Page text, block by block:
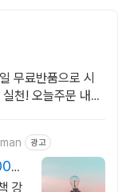
무료반품으로 시
천! 오늘주문 내일
광고
만
강